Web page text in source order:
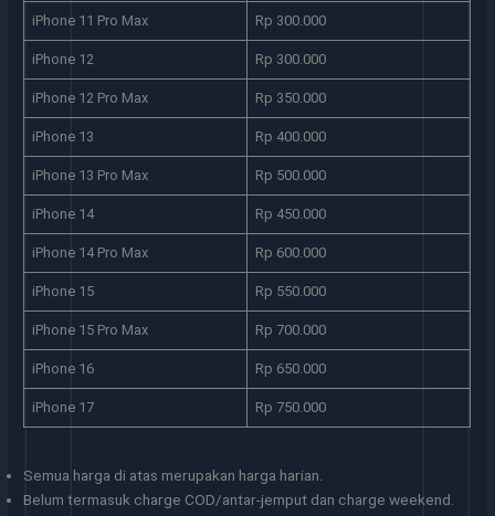
iPhone 11 Pro Max Rp 300.000
iPhone 12 Rp 300.000
iPhone 12 Pro Max Rp 350.000
iPhone 13 Rp 400.000
iPhone 13 Pro Max Rp 500.000
iPhone 14 Rp 450.000
iPhone 14 Pro Max Rp 600.000
iPhone 15 Rp 550.000
iPhone 15 Pro Max Rp 700.000
iPhone 16 Rp 650.000
iPhone 17 Rp 750.000
Semua harga di atas merupakan harga harian.
Belum termasuk charge COD/antar-jemput dan charge weekend.